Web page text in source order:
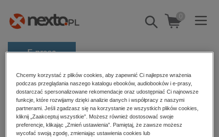
Pokaż/schowaj
wyszukiwarkę
0
E-prasa
Kategorie
Zobacz wszystkie E-prasa
budownictwo, aranżacja wnętrz
biznesowe, branżowe, gospodarka
Strona główna audiobooki Duchowość i religia
Duchowość i religia – audiobooki
Chcemy korzystać z plików cookies, aby zapewnić Ci najlepsze wrażenia
podczas przeglądania naszego katalogu ebooków, audiobooków i e-prasy,
dostarczać spersonalizowane rekomendacje oraz udostępniać Ci najnowsze
funkcje, które rozwijamy dzięki analizie danych i współpracy z naszymi
partnerami. Jeśli zgadzasz się na korzystanie ze wszystkich plików cookies,
kliknij „Zaakceptuj wszystkie”. Możesz również dostosować swoje
preferencje, klikając „Zmień ustawienia”. Pamiętaj, że zawsze możesz
wycofać swoją zgodę, zmieniając ustawienia cookies lub